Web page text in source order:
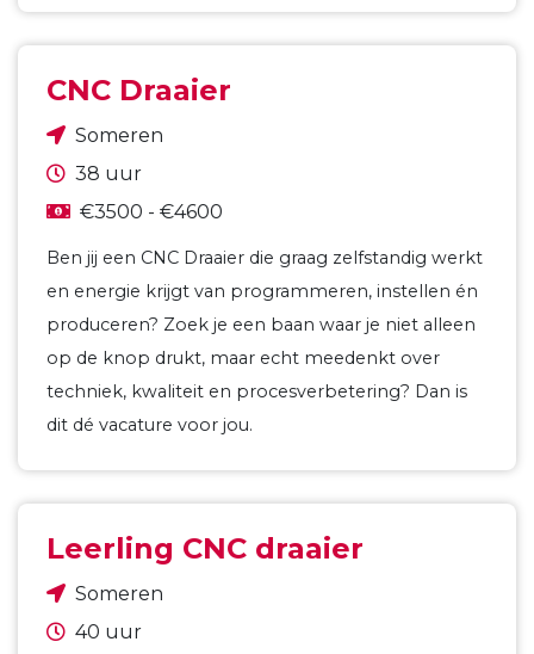
CNC Draaier
Someren
38 uur
€3500 - €4600
Ben jij een CNC Draaier die graag zelfstandig werkt
en energie krijgt van programmeren, instellen én
produceren? Zoek je een baan waar je niet alleen
op de knop drukt, maar echt meedenkt over
techniek, kwaliteit en procesverbetering? Dan is
dit dé vacature voor jou.
Leerling CNC draaier
Someren
40 uur